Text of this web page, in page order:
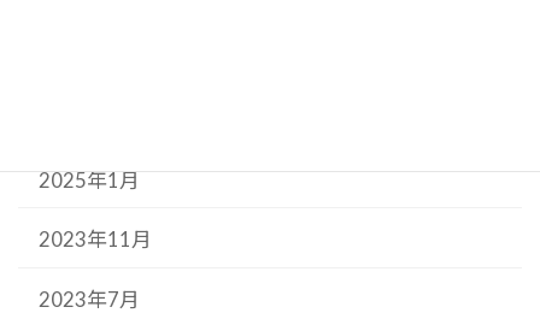
2025年1月
2023年11月
2023年7月